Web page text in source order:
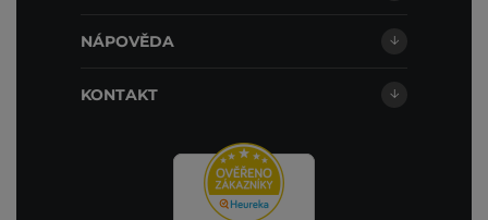
NÁPOVĚDA
KONTAKT